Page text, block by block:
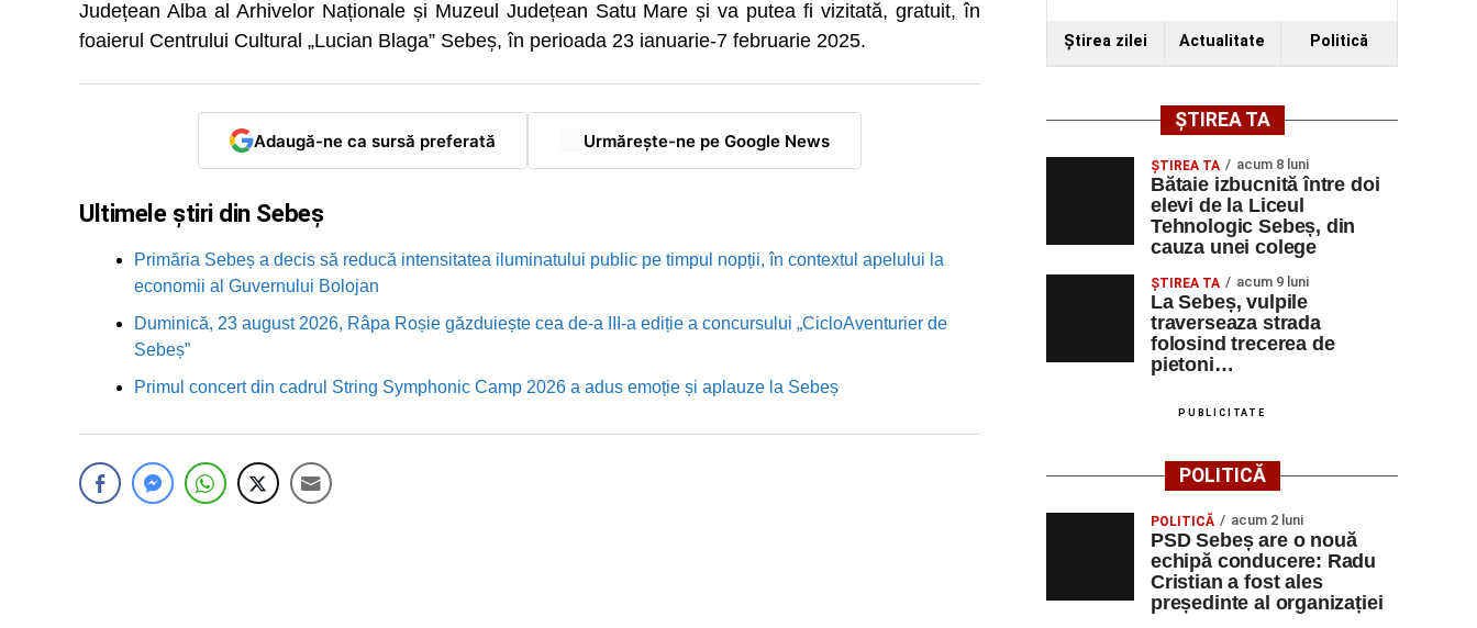
Județean Alba al Arhivelor Naționale și Muzeul Județean Satu Mare și va putea fi vizitată, gratuit, în
foaierul Centrului Cultural „Lucian Blaga” Sebeș, în perioada 23 ianuarie-7 februarie 2025.
Adaugă-ne ca sursă preferată Urmărește-ne pe Google News
Ultimele știri din Sebeș
Primăria Sebeș a decis să reducă intensitatea iluminatului public pe timpul nopții, în contextul apelului la
economii al Guvernului Bolojan
Duminică, 23 august 2026, Râpa Roșie găzduiește cea de-a III-a ediție a concursului „CicloAventurier de
Sebeș”
Primul concert din cadrul String Symphonic Camp 2026 a adus emoție și aplauze la Sebeș
Ştirea zilei Actualitate Politică
ȘTIREA TA
ŞTIREA TA acum 8 luni
Bătaie izbucnită între doi
elevi de la Liceul
Tehnologic Sebeș, din
cauza unei colege
ŞTIREA TA acum 9 luni
La Sebeș, vulpile
traverseaza strada
folosind trecerea de
pietoni…
PUBLICITATE
POLITICĂ
POLITICĂ acum 2 luni
PSD Sebeș are o nouă
echipă conducere: Radu
Cristian a fost ales
președinte al organizației